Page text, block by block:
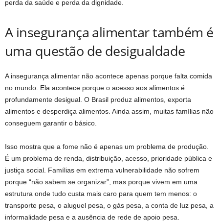
perda da saúde e perda da dignidade.
A insegurança alimentar também é
uma questão de desigualdade
A insegurança alimentar não acontece apenas porque falta comida
no mundo. Ela acontece porque o acesso aos alimentos é
profundamente desigual. O Brasil produz alimentos, exporta
alimentos e desperdiça alimentos. Ainda assim, muitas famílias não
conseguem garantir o básico.
Isso mostra que a fome não é apenas um problema de produção.
É um problema de renda, distribuição, acesso, prioridade pública e
justiça social. Famílias em extrema vulnerabilidade não sofrem
porque “não sabem se organizar”, mas porque vivem em uma
estrutura onde tudo custa mais caro para quem tem menos: o
transporte pesa, o aluguel pesa, o gás pesa, a conta de luz pesa, a
informalidade pesa e a ausência de rede de apoio pesa.